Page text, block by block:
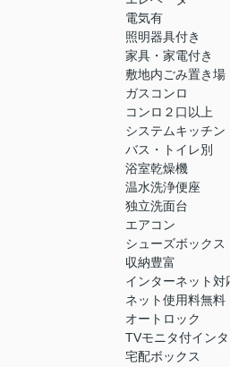
電気有
照明器具付き
家具・家電付き
敷地内ごみ置き場
ガスコンロ
コンロ２口以上
システムキッチン
バス・トイレ別
浴室乾燥機
温水洗浄便座
独立洗面台
エアコン
シューズボックス
収納豊富
インターネット対
ネット使用料無料
オートロック
TVモニタ付イン
宅配ボックス